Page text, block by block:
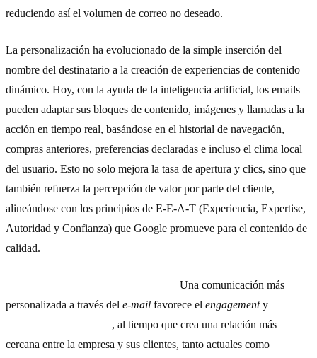
reduciendo así el volumen de correo no deseado.
La personalización ha evolucionado de la simple inserción del
nombre del destinatario a la creación de experiencias de contenido
dinámico. Hoy, con la ayuda de la inteligencia artificial, los emails
pueden adaptar sus bloques de contenido, imágenes y llamadas a la
acción en tiempo real, basándose en el historial de navegación,
compras anteriores, preferencias declaradas e incluso el clima local
del usuario. Esto no solo mejora la tasa de apertura y clics, sino que
también refuerza la percepción de valor por parte del cliente,
alineándose con los principios de E-E-A-T (Experiencia, Expertise,
Autoridad y Confianza) que Google promueve para el contenido de
calidad.
Una comunicación más
personalizada a través del e-mail favorece el engagementy
, al tiempo que crea una relación más
cercana entre la empresa y sus clientes, tanto actuales como